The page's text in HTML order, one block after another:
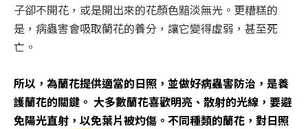
子卻不開花，或是開出來的花顏色黯淡無光。更糟糕的
是，病蟲害會吸取蘭花的養分，讓它變得虛弱，甚至死
亡。
所以，為蘭花提供適當的日照，並做好病蟲害防治，是養
護蘭花的關鍵。 大多數蘭花喜歡明亮、散射的光線，要避
免陽光直射，以免葉片被灼傷。不同種類的蘭花，對日照